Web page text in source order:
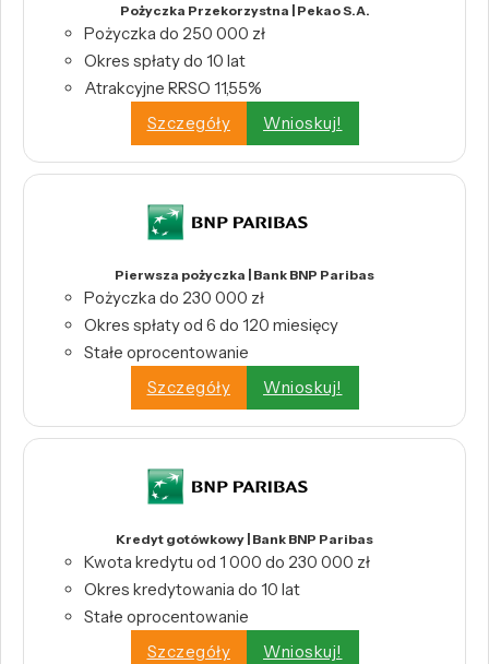
Pożyczka Przekorzystna | Pekao S.A.
Pożyczka do 250 000 zł
Okres spłaty do 10 lat
Atrakcyjne RRSO 11,55%
Szczegóły
Wnioskuj!
Pierwsza pożyczka | Bank BNP Paribas
Pożyczka do 230 000 zł
Okres spłaty od 6 do 120 miesięcy
Stałe oprocentowanie
Szczegóły
Wnioskuj!
Kredyt gotówkowy | Bank BNP Paribas
Kwota kredytu od 1 000 do 230 000 zł
Okres kredytowania do 10 lat
Stałe oprocentowanie
Szczegóły
Wnioskuj!